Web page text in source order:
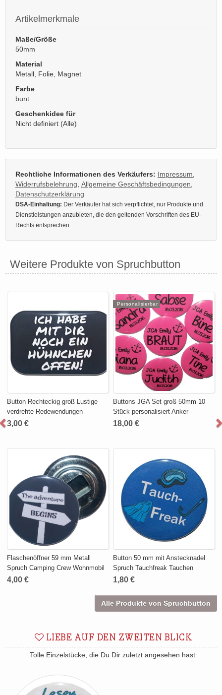
Artikelmerkmale
Maße/Größe
50mm
Material
Metall, Folie, Magnet
Farbe
bunt
Geschenkidee für
Nicht definiert (Alle)
Rechtliche Informationen des Verkäufers: Impressum
Widerrufsbelehrung Allgemeine Geschäftsbedingungen
Datenschutzerklärung
DSA-Einhaltung: Der Verkäufer hat sich verpflichtet, nur Produkte und
Dienstleistungen anzubieten, die den geltenden Vorschriften des EU-
Rechts entsprechen.
Weitere Produkte von Spruchbutton
Button Rechteckig groß Lustige
verdrehte Redewendungen
3,00 €
Personalisierbar
Buttons JGA Set groß 50mm 10
Stück personalisiert Anker
18,00 €
Flaschenöffner 59 mm Metall
Spruch Camping Crew Wohnmobil
4,00 €
Button 50 mm mit Anstecknadel
Spruch Tauchfreak Tauchen
1,80 €
Alle Produkte von Spruchbutton
LIEBE AUF DEN ZWEITEN BLICK
Tolle Einzelstücke, die Du Dir zuletzt angesehen hast: